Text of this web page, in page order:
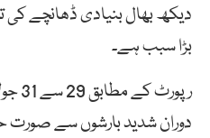
دیکھ بھال بنیادی ڈھانچے کی
بڑا سبب ہے۔
دوران شدید بارشوں سے صورت